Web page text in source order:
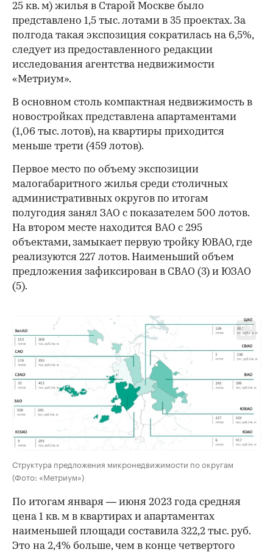
25 кв. м) жилья в Старой Москве было
представлено 1,5 тыс. лотами в 35 проектах. За
полгода такая экспозиция сократилась на 6,5%,
следует из предоставленного редакции
исследования агентства недвижимости
«Метриум».
В основном столь компактная недвижимость в
новостройках представлена апартаментами
(1,06 тыс. лотов), на квартиры приходится
меньше трети (459 лотов).
Первое место по объему экспозиции
малогабаритного жилья среди столичных
административных округов по итогам
полугодия занял ЗАО с показателем 500 лотов.
На втором месте находится ВАО с 295
объектами, замыкает первую тройку ЮВАО, где
реализуются 227 лотов. Наименьший объем
предложения зафиксирован в СВАО (3) и ЮЗАО
(5).
Структура предложения микронедвижимости по округам
(Фото: «Метриум»)
По итогам января — июня 2023 года средняя
цена 1 кв. м в квартирах и апартаментах
наименьшей площади составила 322,2 тыс. руб.
Это на 2,4% больше, чем в конце четвертого